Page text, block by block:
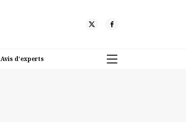
Avis d’experts